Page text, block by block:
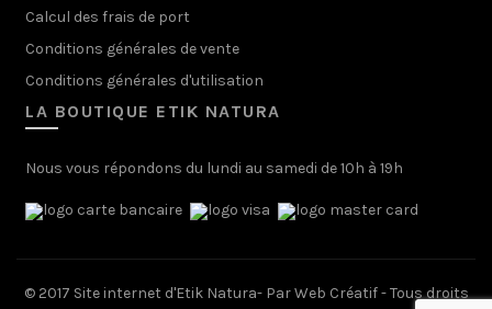
Calcul des frais de port
Conditions générales de vente
Conditions générales d'utilisation
LA BOUTIQUE ETIK NATURA
Nous vous répondons du lundi au samedi de 10h à 19h
© 2017 Site internet d'Etik Natura- ParWeb Créatif- Tous droits